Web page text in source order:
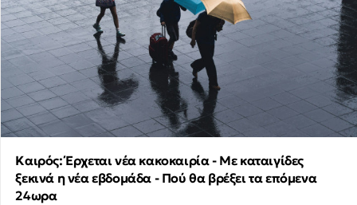
Καιρός: Έρχεται νέα κακοκαιρία - Με καταιγίδες
ξεκινά η νέα εβδομάδα - Πού θα βρέξει τα επόμενα
24ωρα